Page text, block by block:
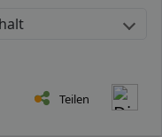
Teilen